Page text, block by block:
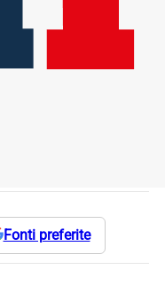
Fonti preferite